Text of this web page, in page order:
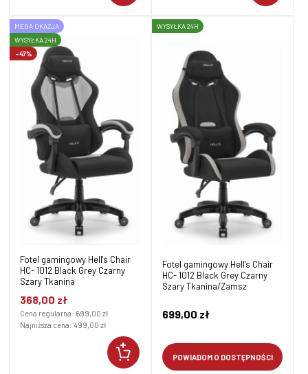
Fotel gamingowy Hell's Chair
HC- 1012 Black Grey Czarny
Szary Tkanina
368,00 zł
Cena regularna: 699,00 zł
Najniższa cena: 499,00 zł
-47%
WYSYŁKA 24H
MEGA OKAZJA
Fotel gamingowy Hell's Chair
HC- 1012 Black Grey Czarny
Szary Tkanina/Zamsz
699,00 zł
POWIADOM O DOSTĘPNOŚCI
WYSYŁKA 24H